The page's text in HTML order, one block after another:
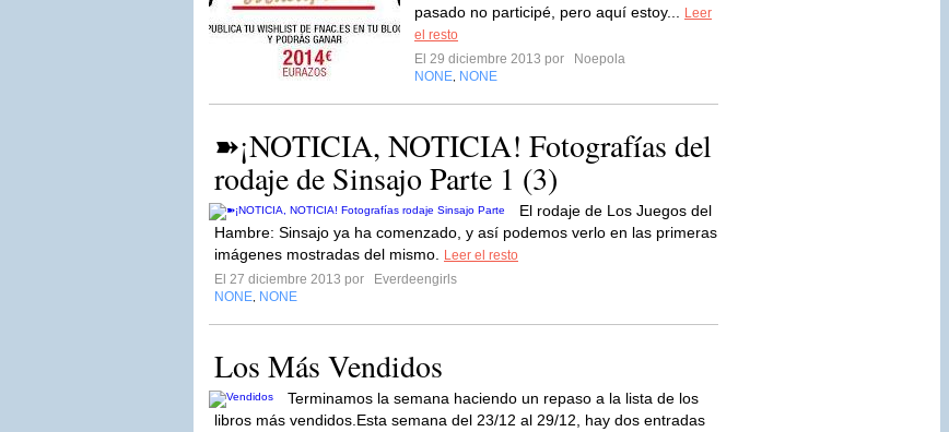
pasado no participé, pero aquí estoy...
Leer
el resto
El 29 diciembre 2013 por
Noepola
NONE NONE
➽¡NOTICIA, NOTICIA! Fotografías del
rodaje de Sinsajo Parte 1 (3)
El rodaje de Los Juegos del
Hambre: Sinsajo ya ha comenzado, y así podemos verlo en las primeras
imágenes mostradas del mismo.
Leer el resto
El 27 diciembre 2013 por
Everdeengirls
NONE NONE
Los Más Vendidos
Terminamos la semana haciendo un repaso a la lista de los
libros más vendidos.Esta semana del 23/12 al 29/12, hay dos entradas